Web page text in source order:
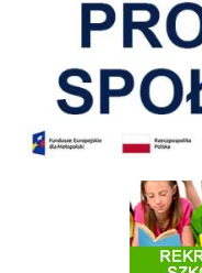
Informacja